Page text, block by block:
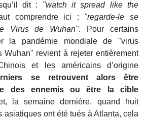
dit : "watch it spread like the
comprendre ici : "regarde-le se
Virus de Wuhan". Pour certains
la pandémie mondiale de "virus
Wuhan" revient à rejeter entièrement
et les américains d’origine
se retrouvent alors être
des ennemis ou être la cible
la semaine dernière, quand huit
asiatiques ont été tués à Atlanta, cela